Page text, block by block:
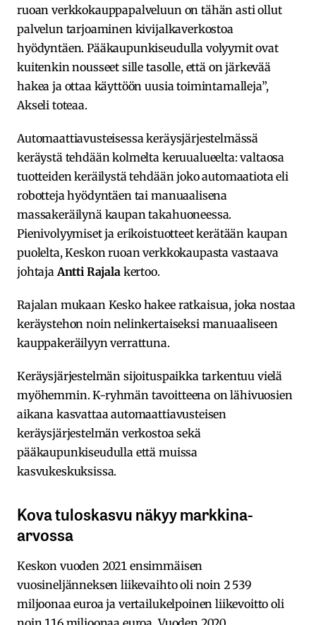
ruoan verkkokauppapalveluun on tähän asti ollut
palvelun tarjoaminen kivijalkaverkostoa
hyödyntäen. Pääkaupunkiseudulla volyymit ovat
kuitenkin nousseet sille tasolle, että on järkevää
hakea ja ottaa käyttöön uusia toimintamalleja”,
Akseli toteaa.
Automaattiavusteisessa keräysjärjestelmässä
keräystä tehdään kolmelta keruualueelta: valtaosa
tuotteiden keräilystä tehdään joko automaatiota eli
robotteja hyödyntäen tai manuaalisena
massakeräilynä kaupan takahuoneessa.
Pienivolyymiset ja erikoistuotteet kerätään kaupan
puolelta, Keskon ruoan verkkokaupasta vastaava
johtaja Antti Rajala kertoo.
Rajalan mukaan Kesko hakee ratkaisua, joka nostaa
keräystehon noin nelinkertaiseksi manuaaliseen
kauppakeräilyyn verrattuna.
Keräysjärjestelmän sijoituspaikka tarkentuu vielä
myöhemmin. K-ryhmän tavoitteena on lähivuosien
aikana kasvattaa automaattiavusteisen
keräysjärjestelmän verkostoa sekä
pääkaupunkiseudulla että muissa
kasvukeskuksissa.
Kova tuloskasvu näkyy markkina-
arvossa
Keskon vuoden 2021 ensimmäisen
vuosineljänneksen liikevaihto oli noin 2 539
miljoonaa euroa ja vertailukelpoinen liikevoitto oli